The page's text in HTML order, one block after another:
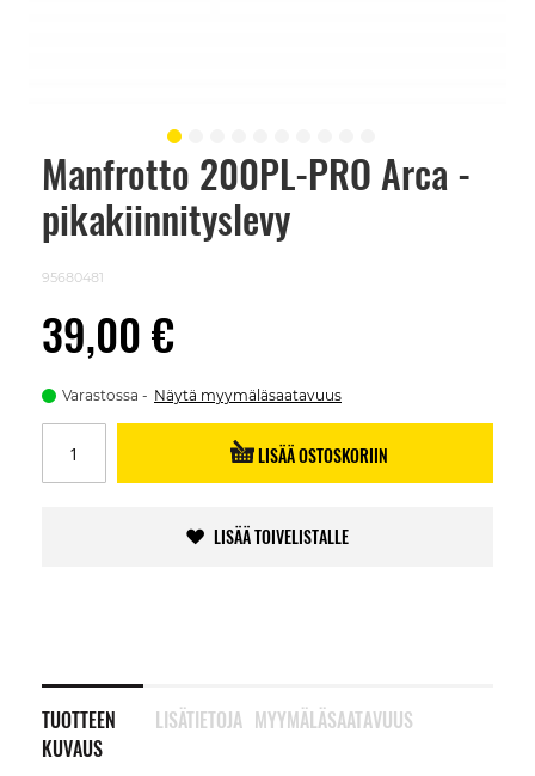
Manfrotto 200PL-PRO Arca -
pikakiinnityslevy
95680481
39,00 €
Varastossa Näytä myymäläsaatavuus
LISÄÄ OSTOSKORIIN
LISÄÄ TOIVELISTALLE
TUOTTEEN
KUVAUS
LISÄTIETOJA MYYMÄLÄSAATAVUUS
Skip
beginning
images